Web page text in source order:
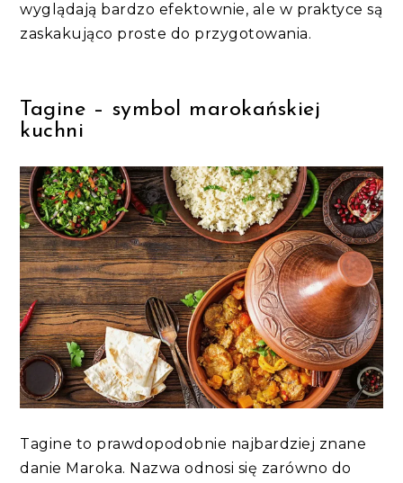
wyglądają bardzo efektownie, ale w praktyce są
zaskakująco proste do przygotowania.
Tagine – symbol marokańskiej
kuchni
Tagine to prawdopodobnie najbardziej znane
danie Maroka. Nazwa odnosi się zarówno do